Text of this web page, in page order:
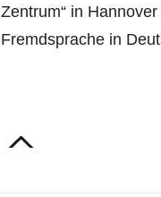
Zentrum“ in
Fremdsprache in